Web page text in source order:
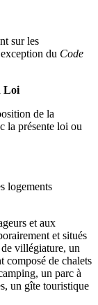
sur les
du Code
Loi
de la
la présente loi ou
logements
et aux
et situés
villégiature, un
composé de chalets
un parc à
un gîte touristique